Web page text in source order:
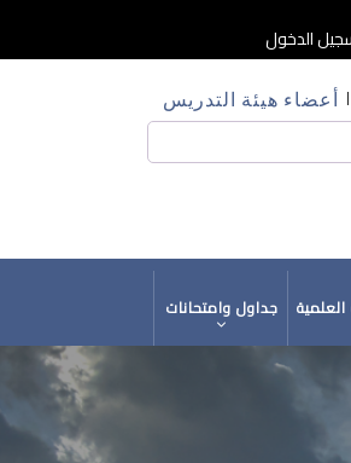
الدخول
أعضاء هيئة التدريس
جداول وامتحانات